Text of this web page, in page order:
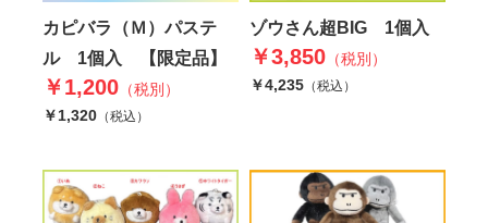
カピバラ（Ｍ）パステ
ル 1個入 【限定品】
￥1,200 （税別）
￥1,320 （税込）
ゾウさん超BIG 1個入
￥3,850 （税別）
￥4,235 （税込）